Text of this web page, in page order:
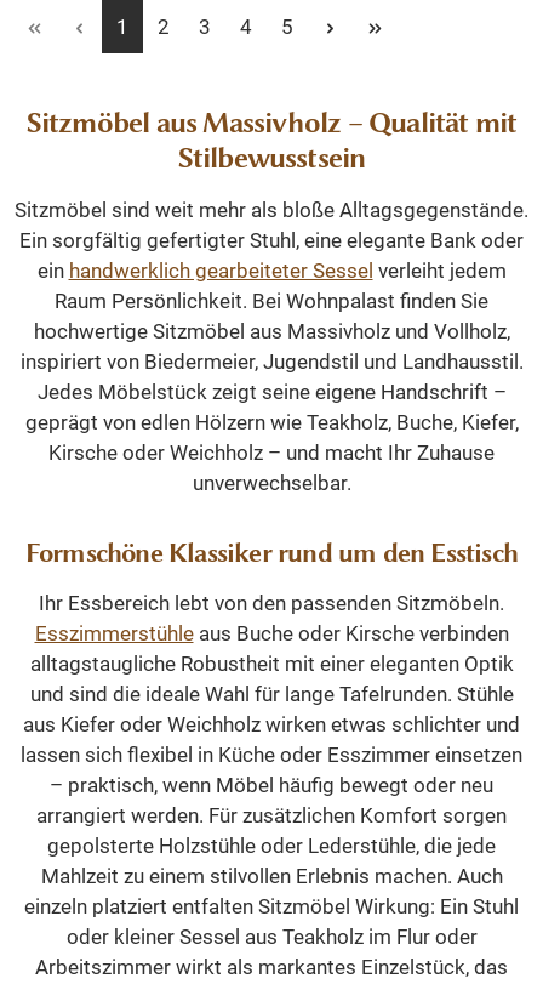
Seite
1 Seite
2 Seite
3 Seite
4 Seite
5
Sitzmöbel aus Massivholz – Qualität mit
Stilbewusstsein
Sitzmöbel sind weit mehr als bloße Alltagsgegenstände.
Ein sorgfältig gefertigter Stuhl, eine elegante Bank oder
ein handwerklich gearbeiteter Sessel verleiht jedem
Raum Persönlichkeit. Bei Wohnpalast finden Sie
hochwertige Sitzmöbel aus Massivholz und Vollholz,
inspiriert von Biedermeier, Jugendstil und Landhausstil.
Jedes Möbelstück zeigt seine eigene Handschrift –
geprägt von edlen Hölzern wie Teakholz, Buche, Kiefer,
Kirsche oder Weichholz – und macht Ihr Zuhause
unverwechselbar.
Formschöne Klassiker rund um den Esstisch
Ihr Essbereich lebt von den passenden Sitzmöbeln.
Esszimmerstühleaus Buche oder Kirsche verbinden
alltagstaugliche Robustheit mit einer eleganten Optik
und sind die ideale Wahl für lange Tafelrunden. Stühle
aus Kiefer oder Weichholz wirken etwas schlichter und
lassen sich flexibel in Küche oder Esszimmer einsetzen
– praktisch, wenn Möbel häufig bewegt oder neu
arrangiert werden. Für zusätzlichen Komfort sorgen
gepolsterte Holzstühle oder Lederstühle, die jede
Mahlzeit zu einem stilvollen Erlebnis machen. Auch
einzeln platziert entfalten Sitzmöbel Wirkung: Ein Stuhl
oder kleiner Sessel aus Teakholz im Flur oder
Arbeitszimmer wirkt als markantes Einzelstück, das